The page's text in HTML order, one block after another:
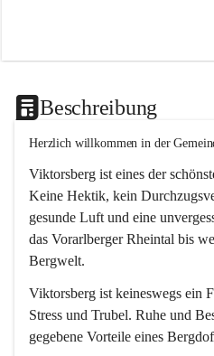
Beschreibung
Herzlich willkommen in der
Viktorsberg ist eines der
Keine Hektik, kein
gesunde Luft und eine
das Vorarlberger Rheintal bis
Bergwelt.
Viktorsberg ist keineswegs ein
Stress und Trubel. Ruhe und
gegebene Vorteile eines